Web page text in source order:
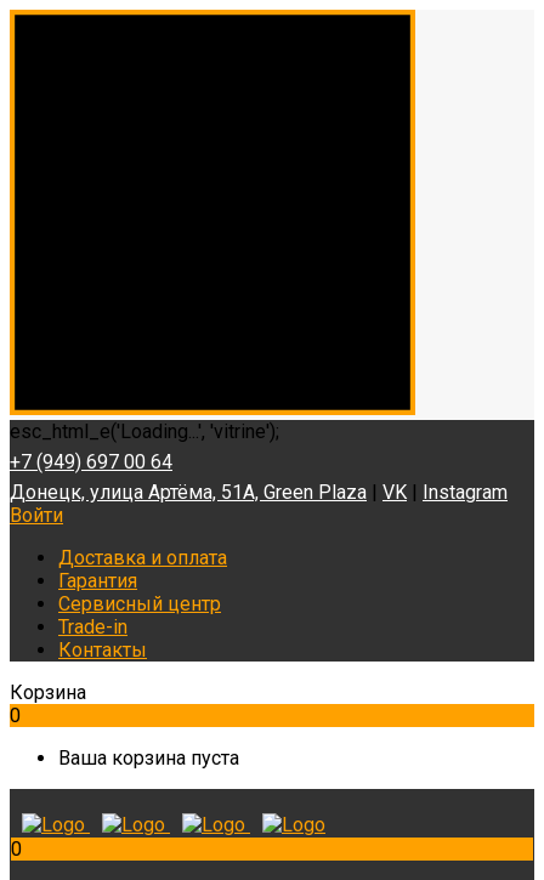
esc_html_e('Loading...', 'vitrine');
+7 (949) 697 00 64
Донецк, улица Артёма, 51А, Green Plaza | VK | Instagram
Войти
Доставка и оплата
Гарантия
Сервисный центр
Trade-in
Контакты
Корзина
0
Ваша корзина пуста
0